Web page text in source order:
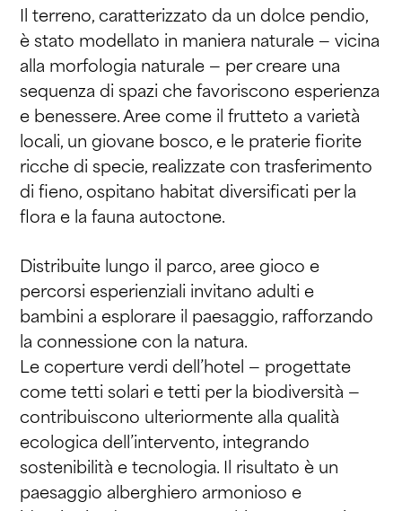
Il terreno, caratterizzato da un dolce pendio,
è stato modellato in maniera naturale — vicina
alla morfologia naturale — per creare una
sequenza di spazi che favoriscono esperienza
e benessere. Aree come il frutteto a varietà
locali, un giovane bosco, e le praterie fiorite
ricche di specie, realizzate con trasferimento
di fieno, ospitano habitat diversificati per la
flora e la fauna autoctone.
Distribuite lungo il parco, aree gioco e
percorsi esperienziali invitano adulti e
bambini a esplorare il paesaggio, rafforzando
la connessione con la natura.
Le coperture verdi dell’hotel — progettate
come tetti solari e tetti per la biodiversità —
contribuiscono ulteriormente alla qualità
ecologica dell’intervento, integrando
sostenibilità e tecnologia. Il risultato è un
paesaggio alberghiero armonioso e